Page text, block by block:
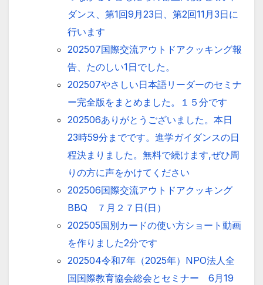
ダンス、第1回9月23日、第2回11月3日に
行います
202507国際交流アウトドアクッキング報
告、たのしい1日でした。
202507やさしい日本語リーダーのセミナ
ー完全版をまとめました。１５分です
202506ありがとうございました。本日
23時59分までです。進学ガイダンスの日
程決まりました。無料で続けます,ぜひ周
りの方に声をかけてください
202506国際交流アウトドアクッキング
BBQ ７月２７日(日）
202505国別カードの使い方ショート動画
を作りました2分です
202504令和7年（2025年）NPO法人全
国国際教育協会総会とセミナー 6月19